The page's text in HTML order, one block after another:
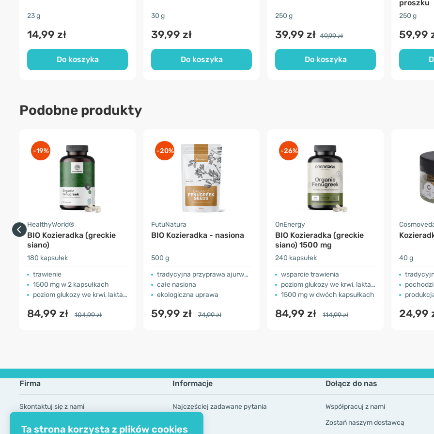
Ta strona korzysta z plików cookies
23 g
14,99 zł
Do koszyka
30 g
39,99 zł
Do koszyka
250 g
39,99 zł 49,99 zł
Do koszyka
proszku
250 g
59,99
Podobne produkty
-19%
HealthyWorld®
BIO Kozieradka (greckie
siano)
180 kapsułek
trawienie
1500 mg w 2 kapsułkach
poziom glukozy we krwi, laktacja
84,99 zł 104,99 zł
-20%
FutuNatura
BIO Kozieradka - nasiona
500 g
tradycyjna przyprawa ajurwedyjska
całe nasiona
ekologiczna uprawa
59,99 zł 74,99 zł
-26%
OnEnergy
BIO Kozieradka (greckie
siano) 1500 mg
240 kapsułek
wsparcie trawienia
poziom glukozy we krwi, laktacja
1500 mg w dwóch kapsułkach
84,99 zł 114,99 zł
40 g
tradycyjna
24,99
Firma
Skontaktuj się z nami
Informacje
Najczęściej zadawane pytania
Dołącz do nas
Współpracuj z nami
Zostań naszym dostawcą